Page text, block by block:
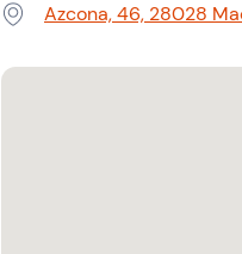
Dirección:Azcona, 46, 28028